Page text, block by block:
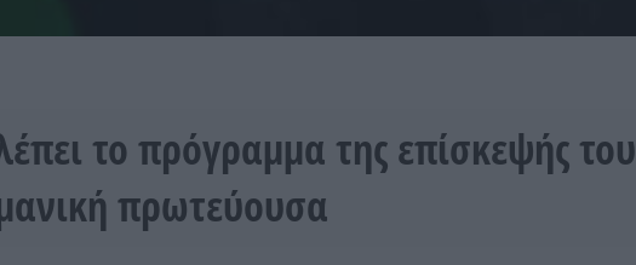
το πρόγραμμα της επίσκεψής του
πρωτεύουσα